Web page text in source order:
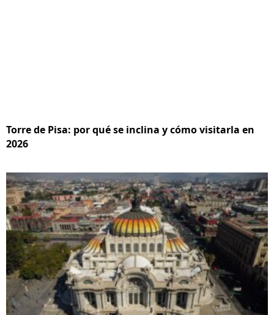
Torre de Pisa: por qué se inclina y cómo visitarla en
2026